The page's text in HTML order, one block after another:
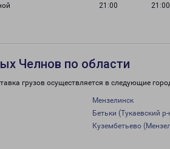
21:00
21:00
Челнов по области
грузов осуществляется в следующие
Мензелинск
Бетьки (Тукаевский р-
Кузембетьево